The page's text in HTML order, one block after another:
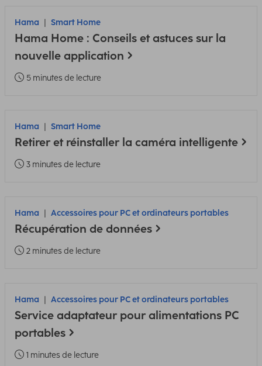
Hama Smart Home
Hama Home : Conseils et astuces sur la
nouvelle application
5 minutes de lecture
Hama Smart Home
Retirer et réinstaller la caméra intelligente
3 minutes de lecture
Hama Accessoires pour PC et ordinateurs portables
Récupération de données
2 minutes de lecture
Hama Accessoires pour PC et ordinateurs portables
Service adaptateur pour alimentations PC
portables
1 minutes de lecture